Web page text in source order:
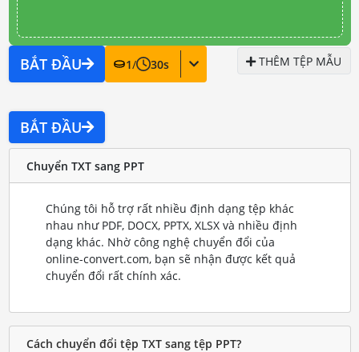
BẮT ĐẦU 1/ 30s THÊM TỆP MẪU
BẮT ĐẦU
Chuyển TXT sang PPT
Chúng tôi hỗ trợ rất nhiều định dạng tệp khác
nhau như PDF, DOCX, PPTX, XLSX và nhiều định
dạng khác. Nhờ công nghệ chuyển đổi của
online-convert.com, bạn sẽ nhận được kết quả
chuyển đổi rất chính xác.
Cách chuyển đổi tệp TXT sang tệp PPT?